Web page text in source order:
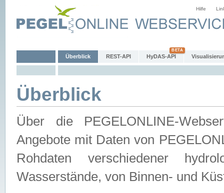
Hilfe
Überblick REST-API HyDAS-API
Überblick
Über die PEGELONLINE-
Angebote mit Daten von
Rohdaten verschiedener
Wasserstände, von Binnen- und